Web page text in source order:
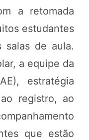
a retomada
estudantes
salas de aula.
a equipe da
estratégia
registro, ao
que estão